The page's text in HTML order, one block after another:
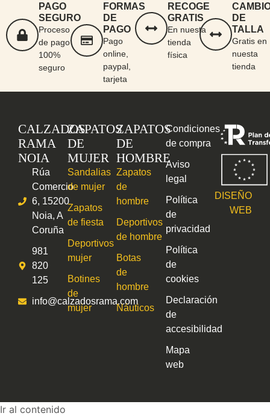
PAGO
SEGURO
Proceso
de pago
100%
seguro
FORMAS
DE
PAGO
Pago
online,
paypal,
tarjeta
RECOGE
GRATIS
En nuesta
tienda
física
DE
TALLA
Gratis en
nuesta
tienda
CALZADOS
RAMA
NOIA
Rúa
Comercio
6, 15200
Noia, A
Coruña
981
820
125
info@calzadosrama.com
ZAPATOS
DE
MUJER
Sandalias
de mujer
Zapatos
de fiesta
Deportivos
mujer
Botines
de
mujer
ZAPATOS
DE
HOMBRE
Zapatos
de
hombre
Deportivos
de hombre
Botas
de
hombre
Náuticos
Condiciones
de compra
Aviso
legal
Política
de
privacidad
Política
de
cookies
Declaración
de
accesibilidad
Mapa
web
DISEÑO
WEB
Ir al contenido